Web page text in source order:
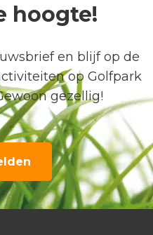
hoogte!
en blijf op de
op Golfpark
gezellig!